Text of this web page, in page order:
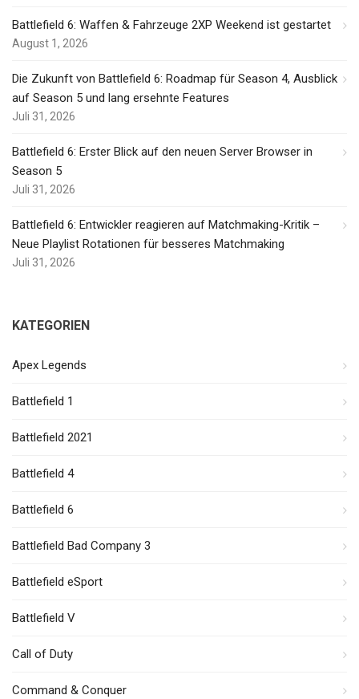
Battlefield 6: Waffen & Fahrzeuge 2XP Weekend ist gestartet
August 1, 2026
Die Zukunft von Battlefield 6: Roadmap für Season 4, Ausblick
auf Season 5 und lang ersehnte Features
Juli 31, 2026
Battlefield 6: Erster Blick auf den neuen Server Browser in
Season 5
Juli 31, 2026
Battlefield 6: Entwickler reagieren auf Matchmaking-Kritik –
Neue Playlist Rotationen für besseres Matchmaking
Juli 31, 2026
KATEGORIEN
Apex Legends
Battlefield 1
Battlefield 2021
Battlefield 4
Battlefield 6
Battlefield Bad Company 3
Battlefield eSport
Battlefield V
Call of Duty
Command & Conquer